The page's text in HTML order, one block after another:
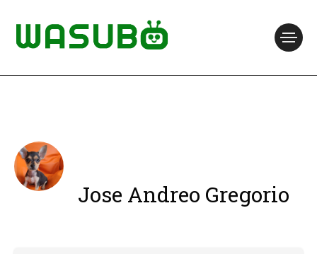
Jose Andreo Gregorio